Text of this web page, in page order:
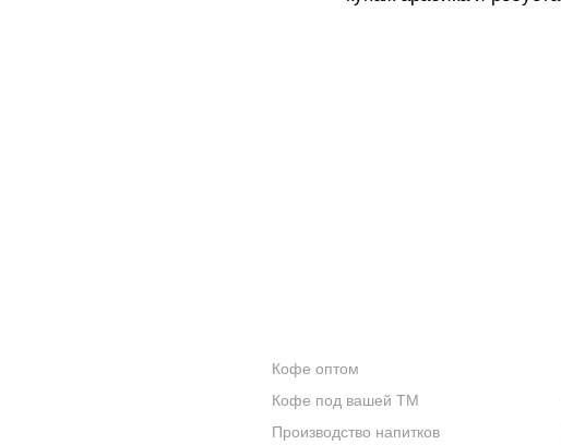
Кофе оптом
Кофе под вашей ТМ
Производство напитков